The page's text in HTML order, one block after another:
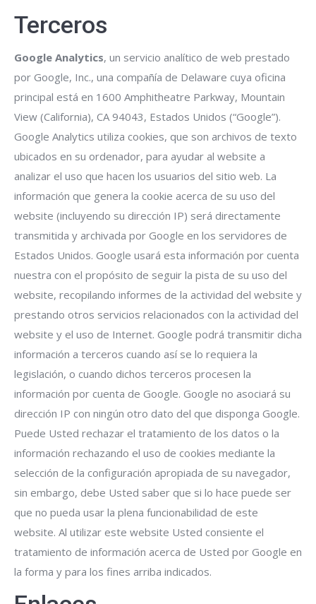
Terceros
Google Analytics, un servicio analítico de web prestado
por Google, Inc., una compañía de Delaware cuya oficina
principal está en 1600 Amphitheatre Parkway, Mountain
View (California), CA 94043, Estados Unidos (“Google”).
Google Analytics utiliza cookies, que son archivos de texto
ubicados en su ordenador, para ayudar al website a
analizar el uso que hacen los usuarios del sitio web. La
información que genera la cookie acerca de su uso del
website (incluyendo su dirección IP) será directamente
transmitida y archivada por Google en los servidores de
Estados Unidos. Google usará esta información por cuenta
nuestra con el propósito de seguir la pista de su uso del
website, recopilando informes de la actividad del website y
prestando otros servicios relacionados con la actividad del
website y el uso de Internet. Google podrá transmitir dicha
información a terceros cuando así se lo requiera la
legislación, o cuando dichos terceros procesen la
información por cuenta de Google. Google no asociará su
dirección IP con ningún otro dato del que disponga Google.
Puede Usted rechazar el tratamiento de los datos o la
información rechazando el uso de cookies mediante la
selección de la configuración apropiada de su navegador,
sin embargo, debe Usted saber que si lo hace puede ser
que no pueda usar la plena funcionabilidad de este
website. Al utilizar este website Usted consiente el
tratamiento de información acerca de Usted por Google en
la forma y para los fines arriba indicados.